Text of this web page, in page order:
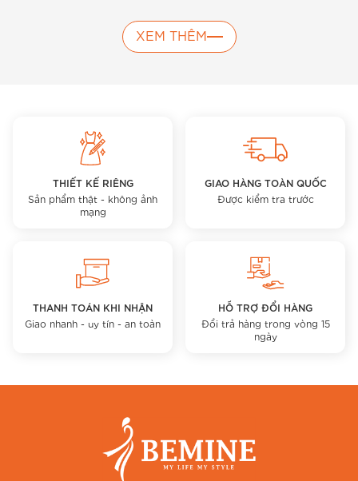
XEM THÊM
THIẾT KẾ RIÊNG
Sản phẩm thật - không ảnh
mạng
GIAO HÀNG TOÀN QUỐC
Được kiểm tra trước
THANH TOÁN KHI NHẬN
Giao nhanh - uy tín - an toàn
HỖ TRỢ ĐỔI HÀNG
Đổi trả hàng trong vòng 15
ngày